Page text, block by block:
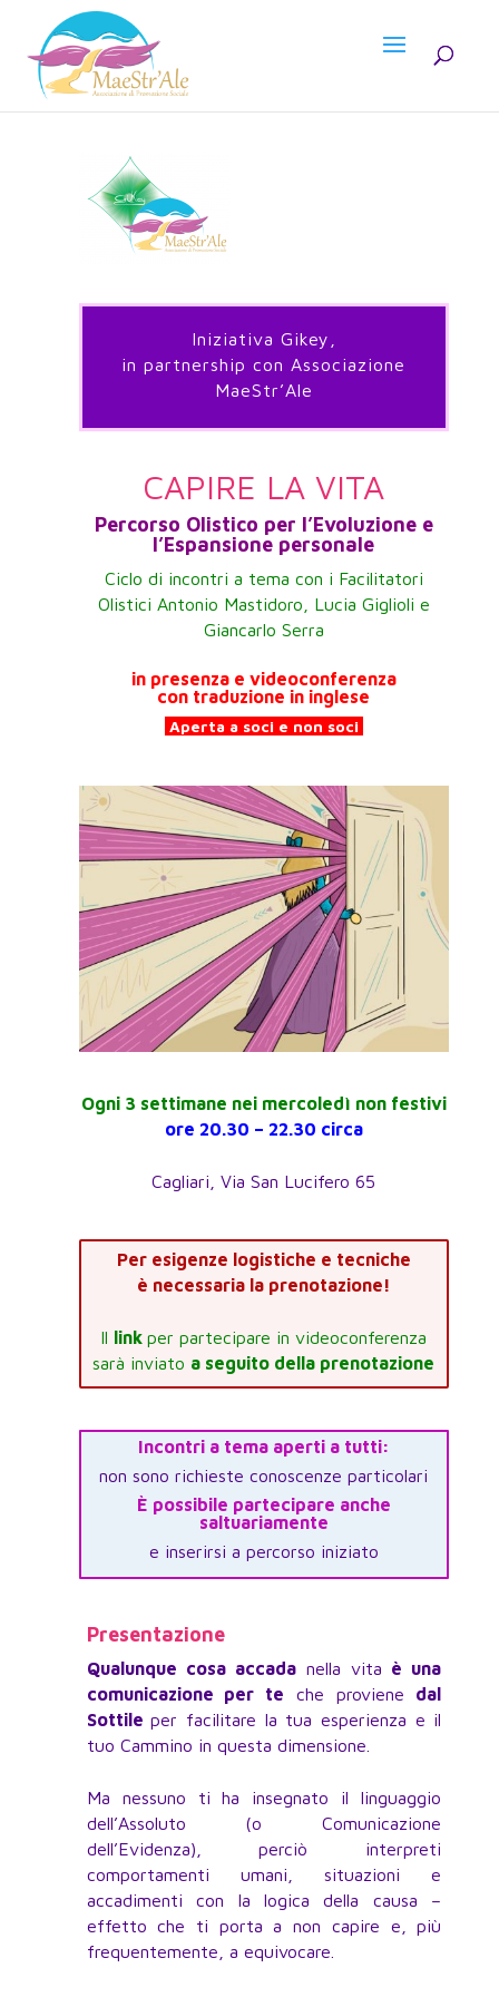
Iniziativa Gikey,
in partnership con Associazione
MaeStr’Ale
CAPIRE LA VITA
Percorso Olistico per l’Evoluzione e
l’Espansione personale
Ciclo di incontri a tema con i Facilitatori
Olistici Antonio Mastidoro, Lucia Giglioli e
Giancarlo Serra
in presenza e videoconferenza
con traduzione in inglese
Aperta a soci e non soci
Ogni 3 settimane nei mercoledì non festivi
ore 20.30 – 22.30 circa
Cagliari, Via San Lucifero 65
Per esigenze logistiche e tecniche
è necessaria la prenotazione!
Il linkper partecipare in videoconferenza
sarà inviato a seguito della prenotazione
Incontri a tema aperti a tutti:
non sono richieste conoscenze particolari
È possibile partecipare anche
saltuariamente
e inserirsi a percorso iniziato
Presentazione
Qualunque cosa accadanella vita è una
comunicazione per te che proviene dal
Sottileper facilitare la tua esperienza e il
tuo Cammino in questa dimensione.
Ma nessuno ti ha insegnato il linguaggio
dell’Assoluto (o Comunicazione
dell’Evidenza), perciò interpreti
comportamenti umani, situazioni e
accadimenti con la logica della causa –
effetto che ti porta a non capire e, più
frequentemente, a equivocare.